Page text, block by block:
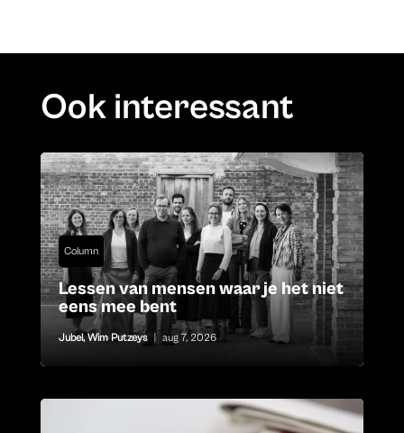
Ook interessant
Column
Lessen van mensen waar je het niet
eens mee bent
Jubel,Wim Putzeys aug 7, 2026